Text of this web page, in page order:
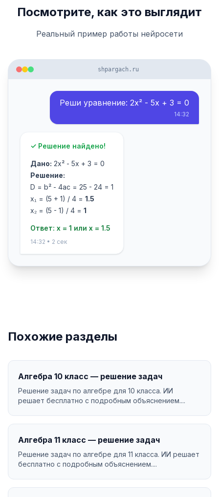
Посмотрите, как это выглядит
Реальный пример работы нейросети
shpargach.ru
Реши уравнение: 2x² - 5x + 3 = 0
14:32
✓ Решение найдено!
Дано: 2x² - 5x + 3 = 0
Решение:
D = b² - 4ac = 25 - 24 = 1
x₁ = (5 + 1) / 4 = 1.5
x₂ = (5 - 1) / 4 = 1
Ответ: x = 1 или x = 1.5
14:32 • 2 сек
Похожие разделы
Алгебра 10 класс — решение задач
Решение задач по алгебре для 10 класса. ИИ
решает бесплатно с подробным объяснением....
Алгебра 11 класс — решение задач
Решение задач по алгебре для 11 класса. ИИ решает
бесплатно с подробным объяснением....